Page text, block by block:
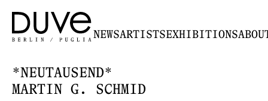
NEWSARTISTSEXHIBITIONS
*NEUTAUSEND*
MARTIN G. SCHMID